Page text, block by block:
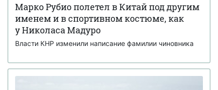
Марко Рубио полетел в Китай под другим
именем и в спортивном костюме, как
у Николаса Мадуро
Власти КНР изменили написание фамилии чиновника